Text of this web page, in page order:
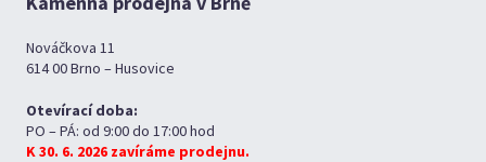
Nováčkova 11
614 00 Brno – Husovice
Otevírací doba:
PO – PÁ: od 9:00 do 17:00 hod
K 30. 6. 2026 zavíráme prodejnu.